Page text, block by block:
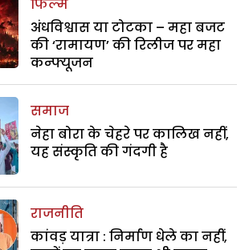
फिल्म
अंधविश्वास या टोटका – महा बजट
की ‘रामायण’ की रिलीज पर महा
कन्फ्यूजन
समाज
नेहा बोरा के चेहरे पर कालिख नहीं,
यह संस्कृति की गंदगी है
राजनीति
कांवड़ यात्रा : निर्माण धेले का नहीं,